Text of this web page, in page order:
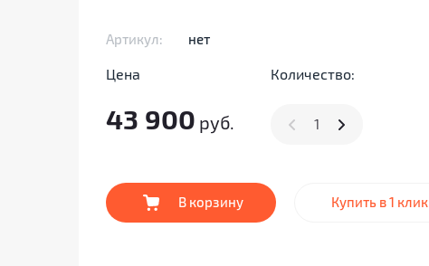
Артикул: нет
Цена
43 900 руб.
Количество:
В корзину Купить в 1 клик